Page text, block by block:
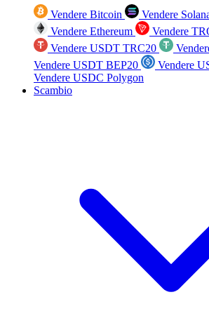
Vendere Bitcoin Vendere
Vendere Ethereum
Vendere
Vendere USDT TRC20
Vendere USDT BEP20
Vendere
Vendere USDC Polygon
Scambio